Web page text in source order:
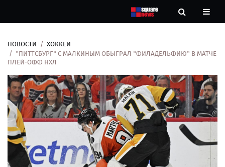
Новости
Рубрики
Контакты
О
нас
НОВОСТИ
ХОККЕЙ
"ПИТТСБУРГ" С МАЛКИНЫМ ОБЫГРАЛ "ФИЛАДЕЛЬФИЮ" В МАТЧЕ
ПЛЕЙ-ОФФ НХЛ